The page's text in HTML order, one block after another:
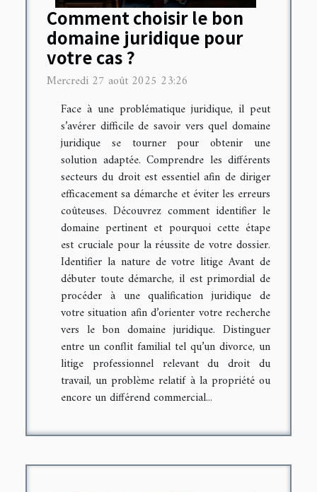
Comment choisir le bon
domaine juridique pour
votre cas ?
Mercredi 27 août 2025 23:26
Face à une problématique juridique, il peut
s’avérer difficile de savoir vers quel domaine
juridique se tourner pour obtenir une
solution adaptée. Comprendre les différents
secteurs du droit est essentiel afin de diriger
efficacement sa démarche et éviter les erreurs
coûteuses. Découvrez comment identifier le
domaine pertinent et pourquoi cette étape
est cruciale pour la réussite de votre dossier.
Identifier la nature de votre litige Avant de
débuter toute démarche, il est primordial de
procéder à une qualification juridique de
votre situation afin d’orienter votre recherche
vers le bon domaine juridique. Distinguer
entre un conflit familial tel qu’un divorce, un
litige professionnel relevant du droit du
travail, un problème relatif à la propriété ou
encore un différend commercial...